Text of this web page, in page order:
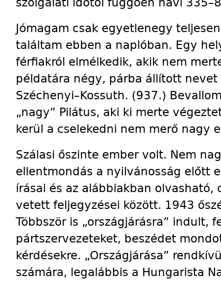
Jómagam csak egyetlenegy
találtam ebben a naplóban. Egy
férfiakról elmélkedik, akik nem
példatára négy, párba állított nevet
Széchenyi–Kossuth. (937.)
„nagy” Pilátus, aki ki merte
kerül a cselekedni nem merő nagy
Szálasi őszinte ember volt. Nem
ellentmondás a nyilvánosság előtt
írásai és az alábbiakban olvasható,
vetett feljegyzései között. 1943
Többször is „országjárásra” indult,
pártszervezeteket, beszédet
kérdésekre. „Országjárása”
számára, legalábbis a Hungarista